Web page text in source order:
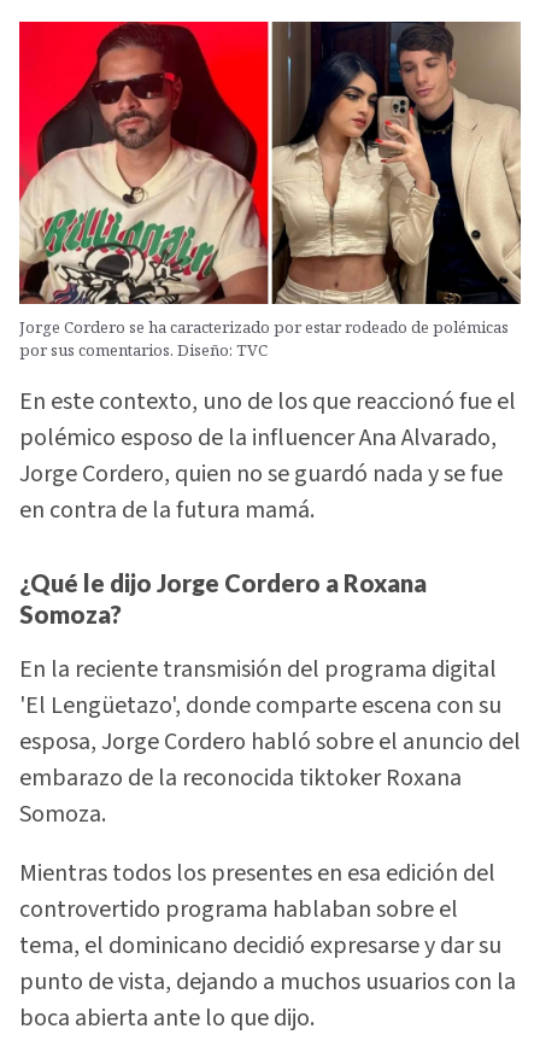
Jorge Cordero se ha caracterizado por estar rodeado de polémicas
por sus comentarios. Diseño: TVC
En este contexto, uno de los que reaccionó fue el
polémico esposo de la influencer Ana Alvarado,
Jorge Cordero, quien no se guardó nada y se fue
en contra de la futura mamá.
¿Qué le dijo Jorge Cordero a Roxana
Somoza?
En la reciente transmisión del programa digital
'El Lengüetazo', donde comparte escena con su
esposa, Jorge Cordero habló sobre el anuncio del
embarazo de la reconocida tiktoker Roxana
Somoza.
Mientras todos los presentes en esa edición del
controvertido programa hablaban sobre el
tema, el dominicano decidió expresarse y dar su
punto de vista, dejando a muchos usuarios con la
boca abierta ante lo que dijo.